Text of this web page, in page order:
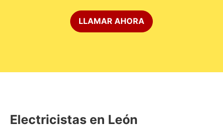
LLAMAR AHORA
Electricistas en León